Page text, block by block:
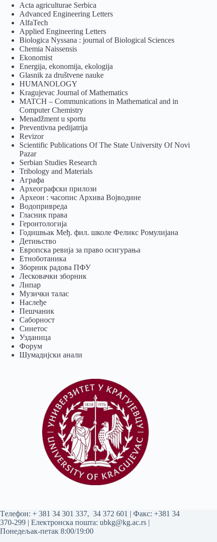
Acta agriculturae Serbica
Advanced Engineering Letters
AlfaTech
Applied Engineering Letters
Biologica Nyssana : journal of Biological Sciences
Chemia Naissensis
Ekonomist
Energija, ekonomija, ekologija
Glasnik za društvene nauke
HUMANOLOGY
Kragujevac Journal of Mathematics
MATCH – Communications in Mathematical and in
Computer Chemistry
Menadžment u sportu
Preventivna pedijatrija
Revizor
Scientific Publications Of The State University Of Novi
Pazar
Serbian Studies Research
Tribology and Materials
Аграфа
Археографски прилози
Археон : часопис Архива Војводине
Водопривреда
Гласник права
Геронтологија
Годишњак Међ. фил. школе Феликс Ромулијана
Детињство
Европска ревија за право осигурања
Eтноботаника
Зборник радова ПФУ
Лесковачки зборник
Липар
Музички талас
Наслеђе
Пешчаник
Саборност
Синетос
Узданица
Форум
Шумадијски анали
Tелефон: + 381 34 301 337, 34 372 601 | Факс: +381 34
370-299 | Електронска пошта: ubkg@kg.ac.rs |
Понедељак-петак 8:00/19:00